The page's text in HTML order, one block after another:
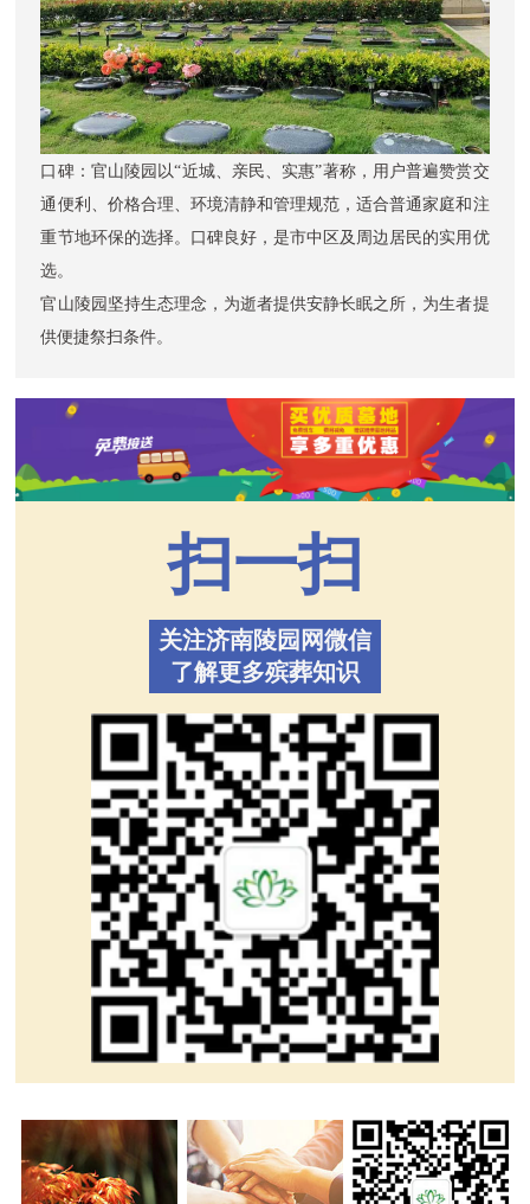
口碑： 官山陵园 以“近城、亲民、实惠”著称，用户普遍赞赏交
通便利、价格合理、环境清静和管理规范，适合普通家庭和注
重节地环保的选择。口碑良好，是市中区及周边居民的实用优
选。
官山陵园坚持生态理念，为逝者提供安静长眠之所，为生者提
供便捷祭扫条件。
扫一扫
关注济南陵园网微信
了解更多殡葬知识